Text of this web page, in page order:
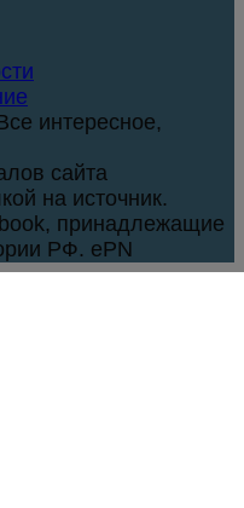
интересное,
сайта
на источник.
принадлежащие
РФ. ePN